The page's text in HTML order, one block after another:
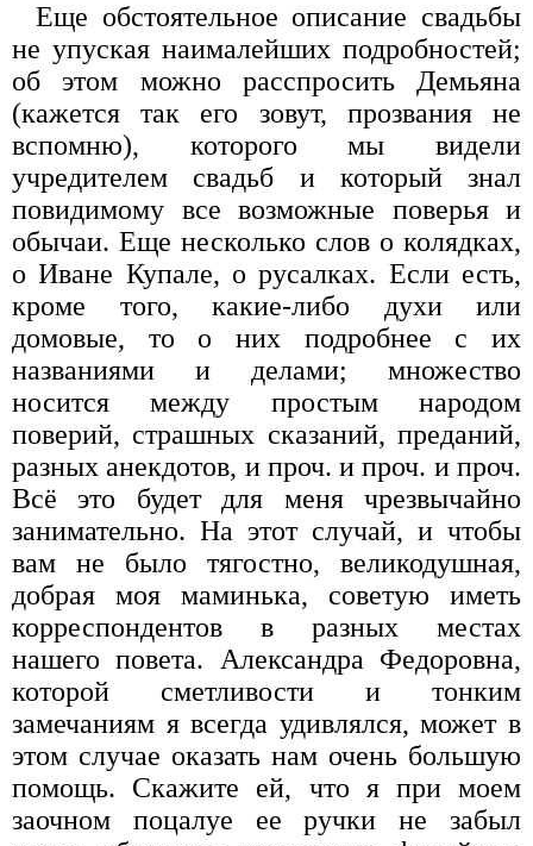
Еще обстоятельное описание свадьбы
не упуская наималейших подробностей;
об этом можно расспросить Демьяна
(кажется так его зовут, прозвания не
вспомню), которого мы видели
учредителем свадьб и который знал
повидимому все возможные поверья и
обычаи. Еще несколько слов о колядках,
о Иване Купале, о русалках. Если есть,
кроме того, какие-либо духи или
домовые, то о них подробнее с их
названиями и делами; множество
носится между простым народом
поверий, страшных сказаний, преданий,
разных анекдотов, и проч. и проч. и проч.
Всё это будет для меня чрезвычайно
занимательно. На этот случай, и чтобы
вам не было тягостно, великодушная,
добрая моя маминька, советую иметь
корреспондентов в разных местах
нашего повета. Александра Федоровна,
которой сметливости и тонким
замечаниям я всегда удивлялся, может в
этом случае оказать нам очень большую
помощь. Скажите ей, что я при моем
заочном поцалуе ее ручки не забыл